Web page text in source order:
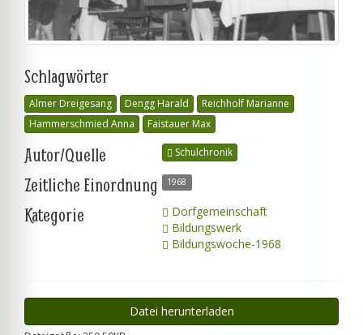
Schlagwörter
Almer Dreigesang Dengg Harald
Reichholf Marianne
Hammerschmied Anna
Faistauer Max
Autor/Quelle Schulchronik
Zeitliche Einordnung 1968
Kategorie
Dorfgemeinschaft
Bildungswerk
Bildungswoche-1968
Datei herunterladen